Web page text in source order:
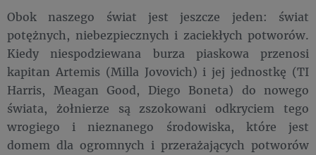
Obok naszego świat jest jeszcze jeden: świat
potężnych, niebezpiecznych i zaciekłych potworów.
Kiedy niespodziewana burza piaskowa przenosi
kapitan Artemis (Milla Jovovich) i jej jednostkę (TI
Harris, Meagan Good, Diego Boneta) do nowego
świata, żołnierze są zszokowani odkryciem tego
wrogiego i nieznanego środowiska, które jest
domem dla ogromnych i przerażających potworów